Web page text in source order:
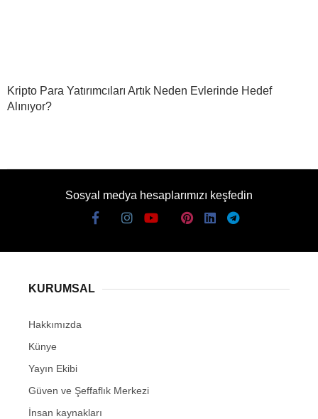
Kripto Para Yatırımcıları Artık Neden Evlerinde Hedef
Alınıyor?
Sosyal medya hesaplarımızı keşfedin
KURUMSAL
Hakkımızda
Künye
Yayın Ekibi
Güven ve Şeffaflık Merkezi
İnsan kaynakları